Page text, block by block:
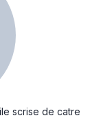
scrise de catre